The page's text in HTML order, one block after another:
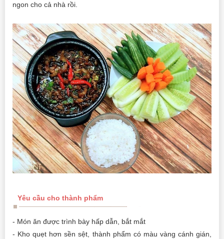
ngon cho cả nhà rồi.
Yêu cầu cho thành phẩm
- Món ăn được trình bày hấp dẫn, bắt mắt
- Kho quẹt hơn sền sệt, thành phẩm có màu vàng cánh gián,